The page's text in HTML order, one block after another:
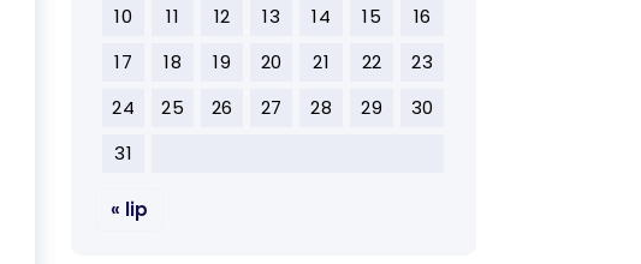
10
11 12 13 14 15
16
17
18 19 20 21 22
23
24
25 26 27 28 29
30
31
« lip